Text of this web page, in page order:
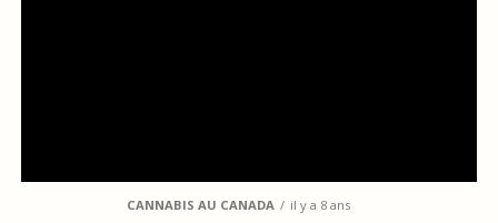
CANNABIS AU CANADA il y a 8 ans